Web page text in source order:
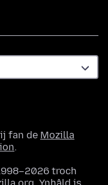
fan de Mozilla
.
troch